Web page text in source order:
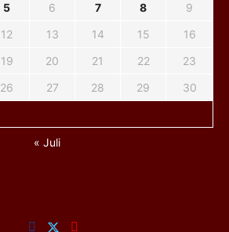
5 6 7 8
9
12 13 14 15
16
19 20 21 22
23
26 27 28 29
30
« Juli